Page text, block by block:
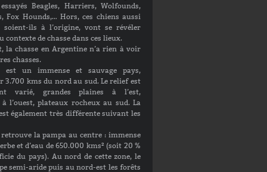
Beagles, Harriers, Wolfounds,
Fox Hounds,… Hors, ces chiens aussi
soient-ils à l’origine, vont se révéler
contexte de chasse dans ces lieux.
la chasse en Argentine n’a rien à voir
chasses.
est un immense et sauvage pays,
3.700 kms du nord au sud. Le relief est
varié, grandes plaines à l’est,
l’ouest, plateaux rocheux au sud. La
également très différente suivant les
la pampa au centre : immense
et d’eau de 650.000 kms² (soit 20 %
du pays). Au nord de cette zone, le
semi-aride puis au nord-est les forêts